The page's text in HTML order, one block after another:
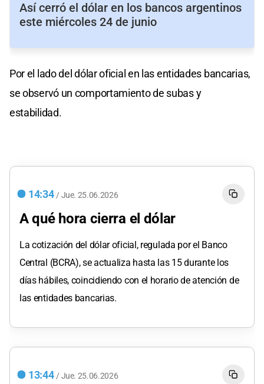
Así cerró el dólar en los bancos argentinos
este miércoles 24 de junio
Por el lado del dólar oficial en las entidades bancarias,
se observó un comportamiento de subas y
estabilidad.
14:34 / Jue. 25.06.2026
A qué hora cierra el dólar
La cotización del dólar oficial, regulada por el Banco
Central (BCRA), se actualiza hasta las 15 durante los
días hábiles, coincidiendo con el horario de atención de
las entidades bancarias.
13:44 / Jue. 25.06.2026